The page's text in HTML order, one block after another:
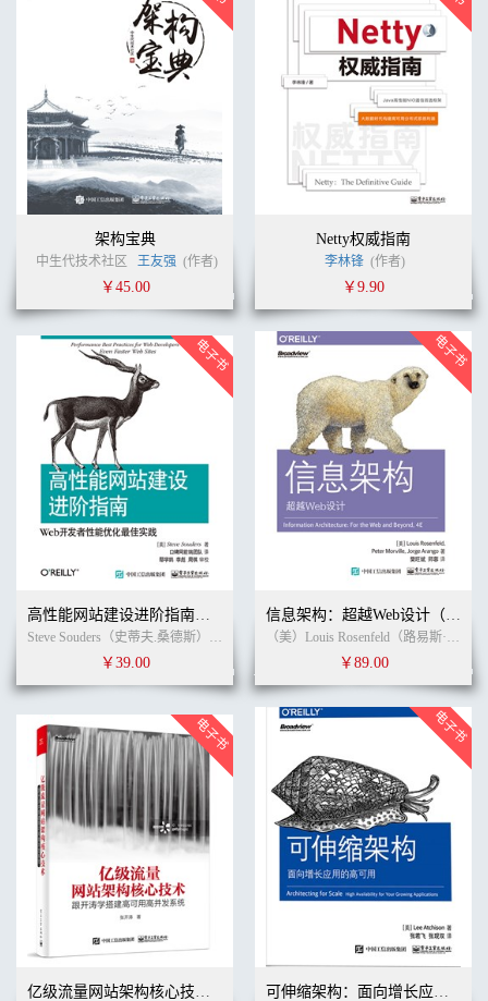
架构宝典
中生代技术社区 王友强 (作者)
￥45.00
Netty权威指南
李林锋 (作者)
￥9.90
高性能网站建设进阶指南：Web开发者性能优化最佳实践
Steve Souders（史蒂夫.桑德斯） (作者) 鄢学鹍 (译者)
￥39.00
信息架构：超越Web设计（第4版）（全彩）
（美）Louis Rosenfeld（路易斯·罗森菲尔德）, Peter Morville（彼得.莫尔维莱）, Jorge Arango（豪尔赫·阿朗戈） (作者)
￥89.00
亿级流量网站架构核心技术——跟开涛学搭建高可用高并发系统 可伸缩架构：面向增长应用的高可用